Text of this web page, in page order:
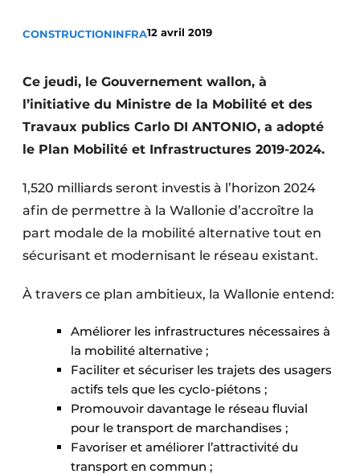
Construction bois
Contrôle d’accès
Éclairage
Fondations
Géotextiles
Infrastructures souterraines et égouttage
Protection solaire
Rénovation
Sécurité incendie
CONSTRUCTIONINFRA12 avril 2019
Ce jeudi, le Gouvernement wallon, à
l’initiative du Ministre de la Mobilité et des
Travaux publics Carlo DI ANTONIO, a adopté
le Plan Mobilité et Infrastructures 2019-2024.
1,520 milliards seront investis à l’horizon 2024
afin de permettre à la Wallonie d’accroître la
part modale de la mobilité alternative tout en
sécurisant et modernisant le réseau existant.
À travers ce plan ambitieux, la Wallonie entend:
Améliorer les infrastructures nécessaires à
la mobilité alternative ;
Faciliter et sécuriser les trajets des usagers
actifs tels que les cyclo-piétons ;
Promouvoir davantage le réseau fluvial
pour le transport de marchandises ;
Favoriser et améliorer l’attractivité du
transport en commun ;